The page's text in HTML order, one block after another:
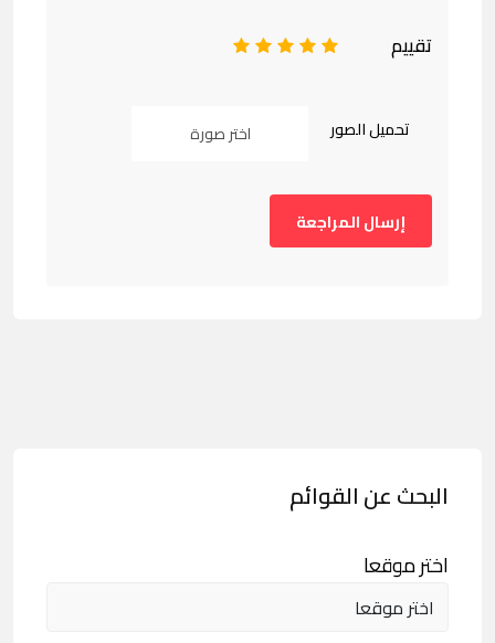
تقييم 5
4
3
2
تحميل الصور اختر صورة
البحث عن القوائم
اختر موقعا